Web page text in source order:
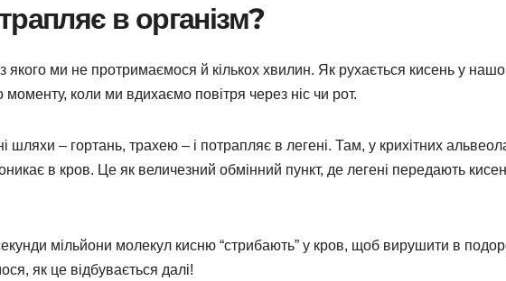
в організм?
якого ми не протримаємося й кількох хвилин. Як рухається кисень у
моменту, коли ми вдихаємо повітря через ніс чи рот.
шляхи – гортань, трахею – і потрапляє в легені. Там, у крихітних
в кров. Це як величезний обмінний пункт, де легені передають
мільйони молекул кисню “стрибають” у кров, щоб вирушити в
як це відбувається далі!